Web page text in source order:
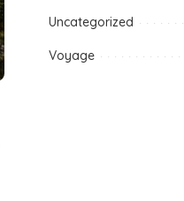
Uncategorized
Voyage